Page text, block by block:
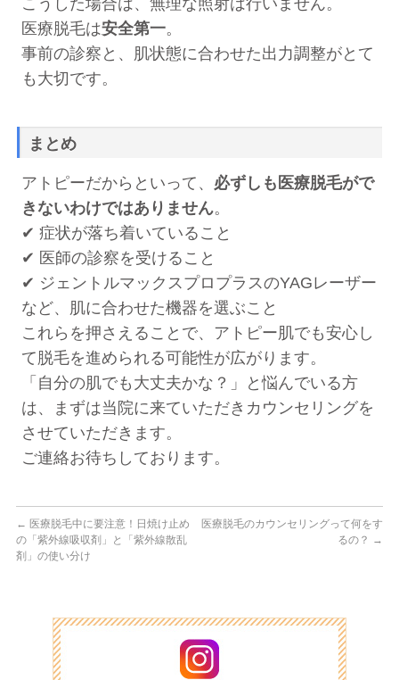
こうした場合は、無理な照射は行いません。
医療脱毛は安全第一。
事前の診察と、肌状態に合わせた出力調整がとて
も大切です。
まとめ
アトピーだからといって、 必ずしも医療脱毛がで
きないわけではありません。
✔ 症状が落ち着いていること
✔ 医師の診察を受けること
✔ ジェントルマックスプロプラスのYAGレーザー
など、肌に合わせた機器を選ぶこと
これらを押さえることで、アトピー肌でも安心し
て脱毛を進められる可能性が広がります。
「自分の肌でも大丈夫かな？」と悩んでいる方
は、まずは当院に来ていただきカウンセリングを
させていただきます。
ご連絡お待ちしております。
← 医療脱毛中に要注意！日焼け止め
の「紫外線吸収剤」と「紫外線散乱
剤」の使い分け
医療脱毛のカウンセリングって何をす
るの？ →